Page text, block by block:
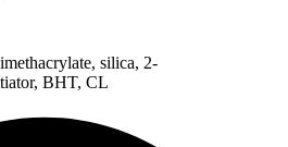
silica, 2-
BHT, CL